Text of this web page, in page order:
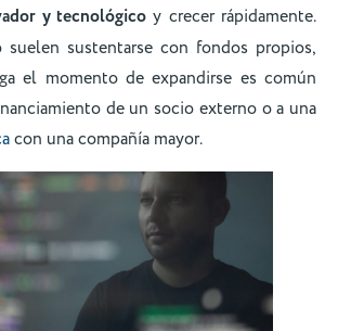
y tecnológico y crecer rápidamente.
suelen sustentarse con fondos propios,
el momento de expandirse es común
de un socio externo o a una
con una compañía mayor.